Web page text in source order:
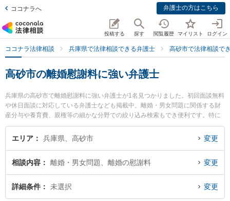
ココナラへ 弁護士の方はこちら
投稿する 探す 閲覧履歴 マイリスト ログイン
ココナラ法律相談 兵庫県で法律相談できる弁護士 高砂市で法律相談で
高砂市の離婚慰謝料に強い弁護士
兵庫県の高砂市で離婚慰謝料に強い弁護士が1名見つかりました。初回面談無料
や休日面談に対応している弁護士なども掲載中。離婚・男女問題に関係する財
産分与や養育費、親権等の細かな分野での絞り込み検索もでき便利です。特に
姫路あおい法律事務所の植田 浩平弁護士のプロフィール情報や弁護士費用、強
みなどが注目されています。『高砂市で土日や夜間に発生した離婚慰謝料のト
る高砂市内の弁護士に相談予約したい』などでお困りの相談者さんにおすすめ
です。
エリア 兵庫県、高砂市 変更
相談内容 離婚・男女問題、離婚の慰謝料 変更
詳細条件 未選択 変更